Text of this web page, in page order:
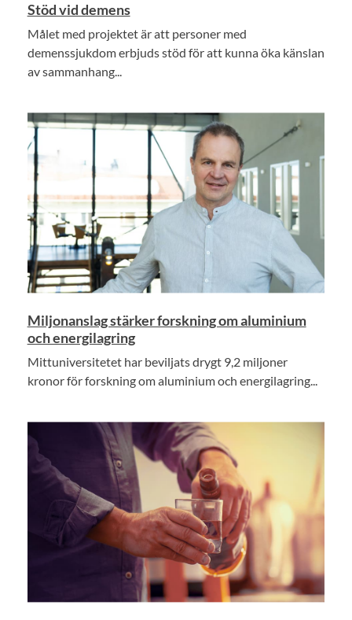
Stöd vid demens
Målet med projektet är att personer med
demenssjukdom erbjuds stöd för att kunna öka känslan
av sammanhang...
Miljonanslag stärker forskning om aluminium
och energilagring
Mittuniversitetet har beviljats drygt 9,2 miljoner
kronor för forskning om aluminium och energilagring...